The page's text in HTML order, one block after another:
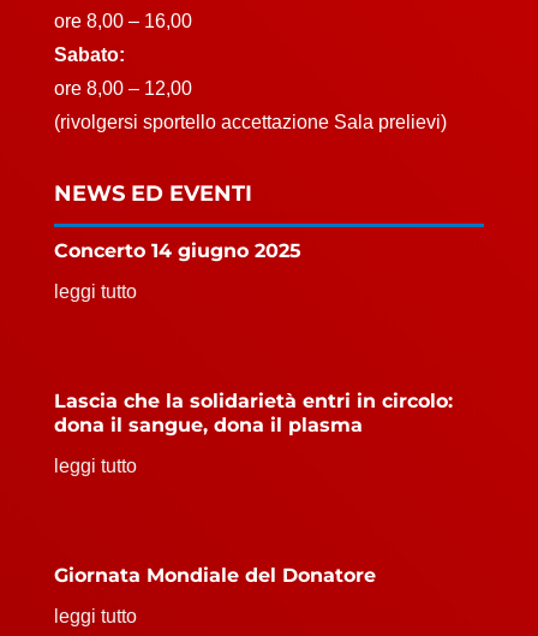
ore 8,00 – 16,00
Sabato:
ore 8,00 – 12,00
(rivolgersi sportello accettazione Sala prelievi)
NEWS ED EVENTI
Concerto 14 giugno 2025
leggi tutto
Lascia che la solidarietà entri in circolo:
dona il sangue, dona il plasma
leggi tutto
Giornata Mondiale del Donatore
leggi tutto